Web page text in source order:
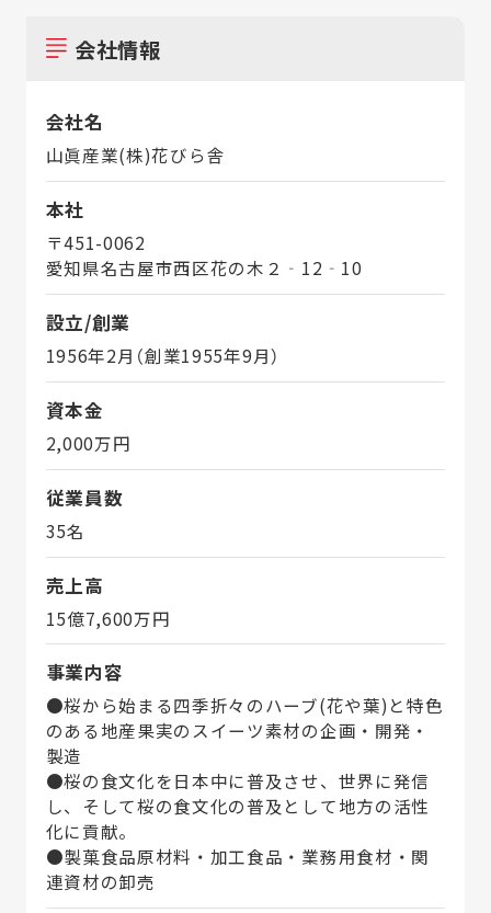
会社情報
会社名
山眞産業(株)花びら舎
本社
〒451-0062
愛知県名古屋市西区花の木２‐12‐10
設立/創業
1956年2月（創業1955年9月）
資本金
2,000万円
従業員数
35名
売上高
15億7,600万円
事業内容
●桜から始まる四季折々のハーブ(花や葉)と特色
のある地産果実のスイーツ素材の企画・開発・
製造
●桜の食文化を日本中に普及させ、世界に発信
し、そして桜の食文化の普及として地方の活性
化に貢献。
●製菓食品原材料・加工食品・業務用食材・関
連資材の卸売